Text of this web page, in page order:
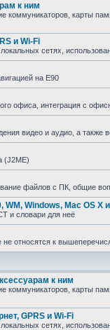
к ним
коммуникаторов, карты
и Wi-Fi
сетях,
на E90
офиса, интеграция с
видео и аудио, а также
(J2ME)
файлов с ПК, общие
Windows, Mac OS X
и словари для неё
относятся к
к ним
коммуникаторов, карты
GPRS и Wi-Fi
сетях,